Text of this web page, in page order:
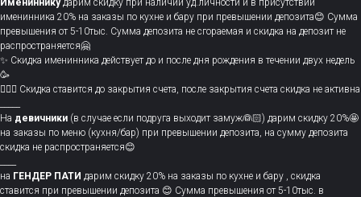
Именинникударим скидку при наличии уд.личности и в присутствии
именинника 20% на заказы по кухне и бару при превышении депозита😊 Сумма
превышения от 5-10тыс. Сумма депозита не сгораемая и скидка на депозит не
распространяется🤗
✨ Скидка именинника действует до и после дня рождения в течении двух недель
🥳
💁🏻‍♀️ Скидка ставится до закрытия счета, после закрытия счета скидка не активна
На девичники (в случае если подруга выходит замуж👰🏻) дарим скидку 20%🤩
на заказы по меню (кухня/бар) при превышении депозита, на сумму депозита
скидка не распространяется😊
на ГЕНДЕР ПАТИ дарим скидку 20% на заказы по кухне и бару , скидка
ставится при превышении депозита 😊 Сумма превышения от 5-10тыс. в